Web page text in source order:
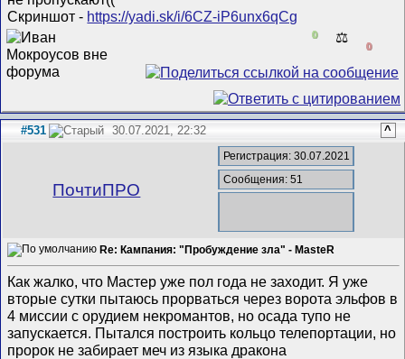
Скриншот - https://yadi.sk/i/6CZ-iP6unx6qCg
0 ⚖️
0
#531 30.07.2021, 22:32 ^
ПочтиПРО
Регистрация: 30.07.2021
Сообщения: 51
Re: Кампания: "Пробуждение зла" - MasteR
Как жалко, что Мастер уже пол года не заходит. Я уже
вторые сутки пытаюсь прорваться через ворота эльфов в
4 миссии с орудием некромантов, но осада тупо не
запускается. Пытался построить кольцо телепортации, но
пророк не забирает меч из языка дракона